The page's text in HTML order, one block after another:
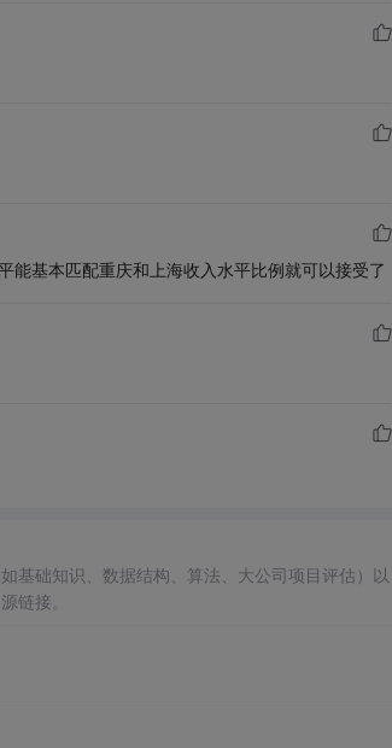
能基本匹配重庆和上海收入水平比例就可以接受了
基础知识、数据结构、算法、大公司项目评估）以
链接。